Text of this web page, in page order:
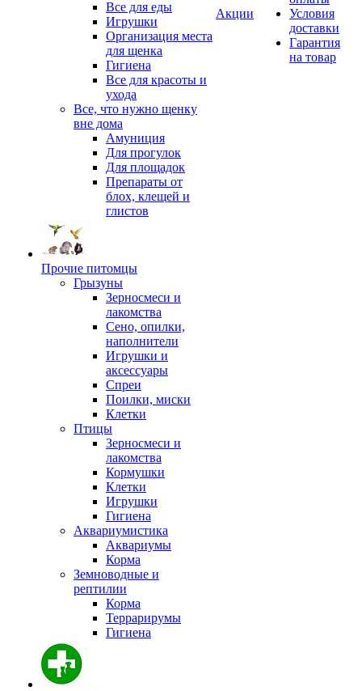
Все для еды
Игрушки
Организация места
для щенка
Гигиена
Все для красоты и
ухода
Все, что нужно щенку
вне дома
Амуниция
Для прогулок
Для площадок
Препараты от
блох, клещей и
глистов
Прочие питомцы
Грызуны
Зерносмеси и
лакомства
Сено, опилки,
наполнители
Игрушки и
аксессуары
Спреи
Поилки, миски
Клетки
Птицы
Зерносмеси и
лакомства
Кормушки
Клетки
Игрушки
Гигиена
Аквариумистика
Аквариумы
Корма
Земноводные и
рептилии
Корма
Террарирумы
Гигиена
Акции
Условия
доставки
Гарантия
на товар